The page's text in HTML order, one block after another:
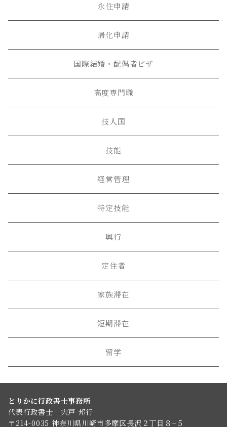
永住申請
帰化申請
国際結婚・配偶者ビザ
高度専門職
技人国
技能
経営管理
特定技能
興行
定住者
家族滞在
短期滞在
留学
とりかに行政書士事務所
代表行政書士 宍戸 邦行
〒214-0035 神奈川県川崎市多摩区長沢２丁目８−５